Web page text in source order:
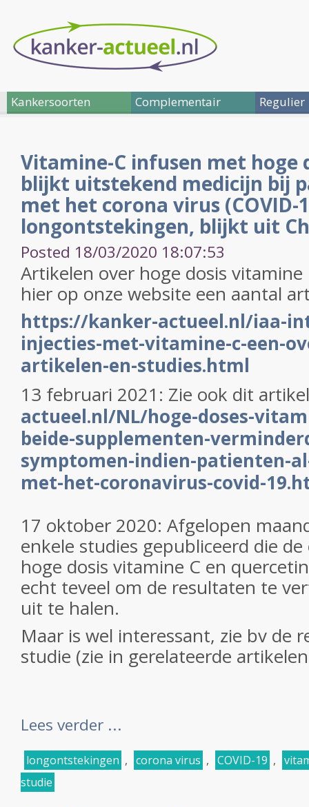
Kankersoorten Complementair Regulier
Vitamine-C infusen met hoge
blijkt uitstekend medicijn bij
met het corona virus (COVID-
longontstekingen, blijkt uit
Posted 18/03/2020 18:07:53
Artikelen over hoge dosis
hier op onze website een aantal
https://kanker-actueel.nl/iaa-
injecties-met-vitamine-c-een-
artikelen-en-studies.html
13 februari 2021: Zie ook dit
actueel.nl/NL/hoge-doses-
beide-supplementen-
symptomen-indien-patienten-
met-het-coronavirus-covid-
17 oktober 2020: Afgelopen
enkele studies gepubliceerd die
hoge dosis vitamine C en
echt teveel om de resultaten te
uit te halen.
Maar is wel interessant, zie bv de
studie (zie in gerelateerde
Lees verder ...
longontstekingen , corona virus , COVID-19 ,
studie